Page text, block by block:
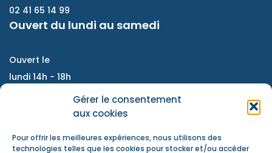
Gérer le consentement
aux cookies
Pour offrir les meilleures expériences, nous utilisons des
technologies telles que les cookies pour stocker et/ou accéder
02 41 65 14 99
Ouvert du lundi au samedi
Ouvert le
lundi 14h - 18h
Du mardi au vendredi :
9h - 12h / 14h- 18h
d'échanges, information jeunesse